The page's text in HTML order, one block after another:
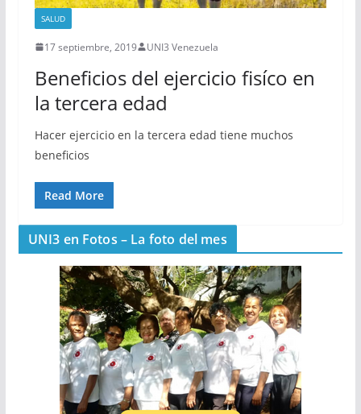
SALUD
17 septiembre, 2019 UNI3 Venezuela
Beneficios del ejercicio fisíco en
la tercera edad
Hacer ejercicio en la tercera edad tiene muchos
beneficios
Read More
UNI3 en Fotos – La foto del mes